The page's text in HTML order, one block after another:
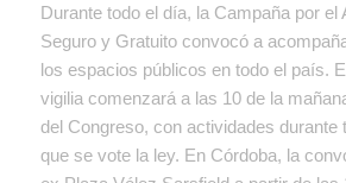
Durante todo el día, la Campaña por el
Seguro y Gratuito convocó a
los espacios públicos en todo el país.
vigilia comenzará a las 10 de la
del Congreso, con actividades durante
que se vote la ley. En Córdoba, la